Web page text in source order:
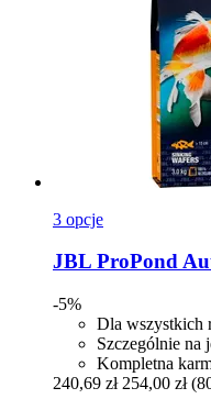
3 opcje
JBL ProPond
-5%
Dla wszystkich
Szczególnie na
Kompletna
240,69 zł 254,00 zł